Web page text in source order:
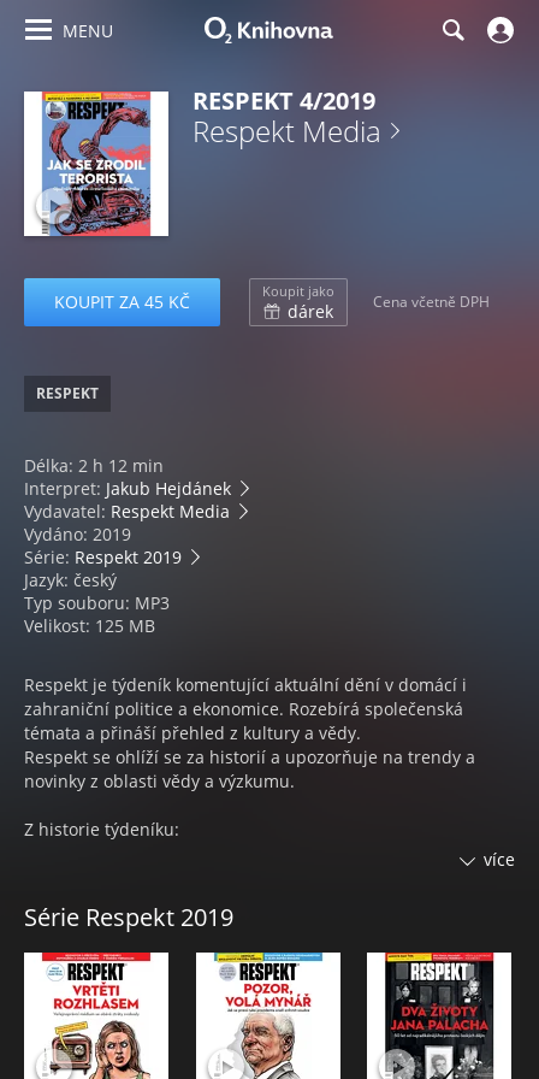
MENU
RESPEKT 4/2019
Respekt Media
KOUPIT ZA 45 KČ Koupit jako
dárek Cena včetně DPH
RESPEKT
Délka: 2 h 12 min
Interpret: Jakub Hejdánek
Vydavatel: Respekt Media
Vydáno: 2019
Série: Respekt 2019
Jazyk: český
Typ souboru: MP3
Velikost: 125 MB
Respekt je týdeník komentující aktuální dění v domácí i
zahraniční politice a ekonomice. Rozebírá společenská
témata a přináší přehled z kultury a vědy.
Respekt se ohlíží se za historií a upozorňuje na trendy a
novinky z oblasti vědy a výzkumu.
Z historie týdeníku:
Od roku 2007, kdy Respekt prošel kompletní proměnou z
zvítězil v kategorii Obálka roku. Získal i prestižní novinářská
ocenění: Cenu Ferdinanda Peroutky, Cenu Karla Havlíčka
Borovského a cenu Toma Stopparda.
Na stránky Respektu přispívá řada významných osobností z
různých oblastí lidské činnosti.
více
Série Respekt 2019